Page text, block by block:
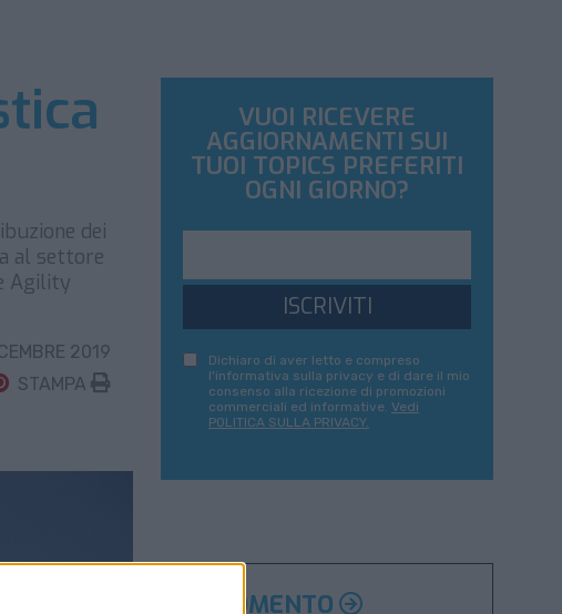
dei
al settore
Agility
2019
STAMPA
VUOI RICEVERE
AGGIORNAMENTI SUI
TUOI TOPICS PREFERITI
OGNI GIORNO?
ISCRIVITI
Dichiaro di aver letto e compreso
l'informativa sulla privacy e di dare il mio
consenso alla ricezione di promozioni
commerciali ed informative. Vedi
POLITICA SULLA PRIVACY.
ARGOMENTO